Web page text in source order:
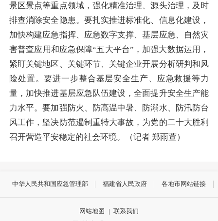
景区景点等重点领域，强化精准治理、源头治理，及时
排查消除安全隐患。要扎实推进标准化、信息化建设，
加快构建应急指挥、应急数字支撑、基层应急、自然灾
害普查应用和应急保障“五大平台”，加强大数据运用，
紧盯关键地区、关键环节、关键企业开展分析研判和风
险处置。要进一步整合基层安全生产、应急救援等力
量，加快推进基层应急队伍建设，全面提升安全生产能
力水平。要加强防火、防高温中暑、防溺水、防汛防台
风工作，坚决防范遏制重特大事故，为党的二十大胜利
召开营造平安稳定的社会环境。（记者 郑雨萱）
中华人民共和国应急管理部 福建省人民政府 各地市网站链接
网站地图 | 联系我们